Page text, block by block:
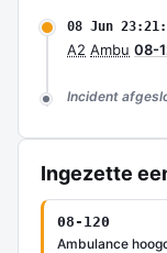
08 Jun
A2 Ambu 08-
Incident
Ingezette
08-120
Ambulance